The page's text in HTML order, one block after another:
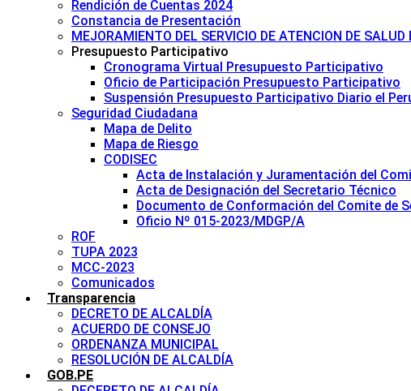
Rendición de Cuentas 2024
Constancia de Presentación
MEJORAMIENTO DEL SERVICIO DE ATENCION DE SALUD
Presupuesto Participativo
Cronograma Virtual Presupuesto Participativo
Oficio de Participación Presupuesto Participativo
Suspensión Presupuesto Participativo Diario el
Seguridad Ciudadana
Mapa de Delito
Mapa de Riesgo
CODISEC
Acta de Instalación y Juramentación del
Acta de Designación del Secretario Técnico
Documento de Conformación del Comite de
Oficio Nº 015-2023/MDGP/A
ROF
TUPA 2023
MCC-2023
Comunicados
Transparencia
DECRETO DE ALCALDÍA
ACUERDO DE CONSEJO
ORDENANZA MUNICIPAL
RESOLUCIÓN DE ALCALDÍA
GOB.PE